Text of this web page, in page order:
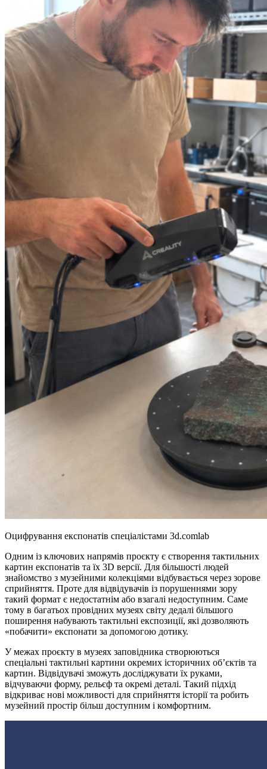
Оцифрування експонатів спеціалістами 3d.comlab
Одним із ключових напрямів проєкту є створення тактильних
картин експонатів та їх 3D версії. Для більшості людей
знайомство з музейними колекціями відбувається через зорове
сприйняття. Проте для відвідувачів із порушеннями зору
такий формат є недостатнім або взагалі недоступним. Саме
тому в багатьох провідних музеях світу дедалі більшого
поширення набувають тактильні експозиції, які дозволяють
«побачити» експонати за допомогою дотику.
У межах проєкту в музеях заповідника створюються
спеціальні тактильні картини окремих історичних об’єктів та
картин. Відвідувачі зможуть досліджувати їх руками,
відчуваючи форму, рельєф та окремі деталі. Такий підхід
відкриває нові можливості для сприйняття історії та робить
музейний простір більш доступним і комфортним.